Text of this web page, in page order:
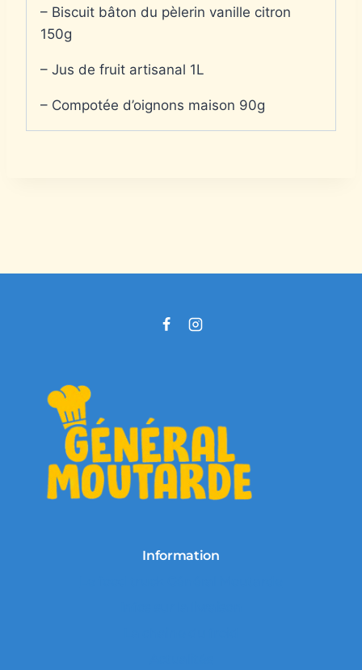
– Biscuit bâton du pèlerin vanille citron
150g
– Jus de fruit artisanal 1L
– Compotée d’oignons maison 90g
Information